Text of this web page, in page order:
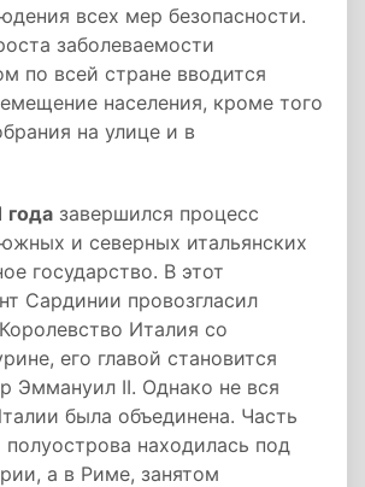
всех мер безопасности.
заболеваемости
по всей стране вводится
населения, кроме того
на улице и в
года завершился процесс
и северных итальянских
государство. В этот
Сардинии провозгласил
Италия со
его главой становится
Эммануил II. Однако не вся
была объединена. Часть
полуострова находилась под
а в Риме, занятом